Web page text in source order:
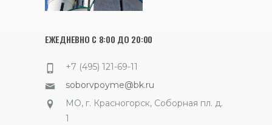
ЕЖЕДНЕВНО С 8:00 ДО 20:00
+7 (495) 121-69-11
soborvpoyme@bk.ru
МО, г. Красногорск, Соборная пл. д.
1